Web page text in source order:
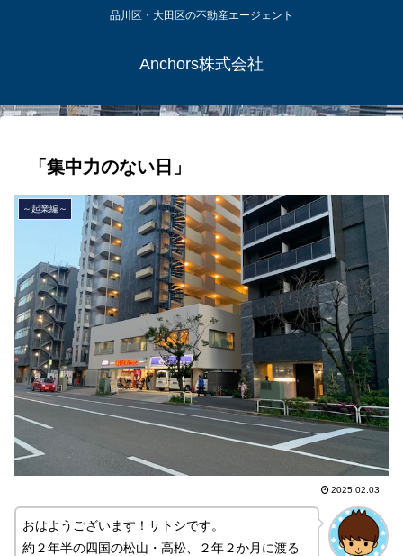
品川区・大田区の不動産エージェント
Anchors株式会社
「集中力のない日」
～起業編～
2025.02.03
おはようございます！サトシです。
約２年半の四国の松山・高松、２年２か月に渡る